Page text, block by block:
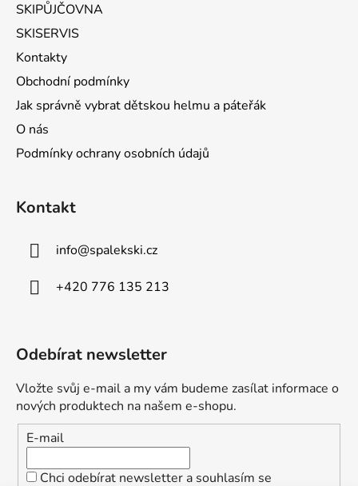
SKIPŮJČOVNA
SKISERVIS
Kontakty
Obchodní podmínky
Jak správně vybrat dětskou helmu a páteřák
O nás
Podmínky ochrany osobních údajů
Kontakt
info@spalekski.cz
+420 776 135 213
Odebírat newsletter
Vložte svůj e-mail a my vám budeme zasílat informace o
nových produktech na našem e-shopu.
E-mail
Chci odebírat newsletter a souhlasím se